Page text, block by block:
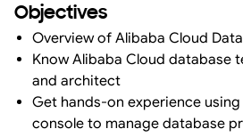
Objectives
Overview of Alibaba Cloud
Know Alibaba Cloud database
and architect
Get hands-on experience using
console to manage database